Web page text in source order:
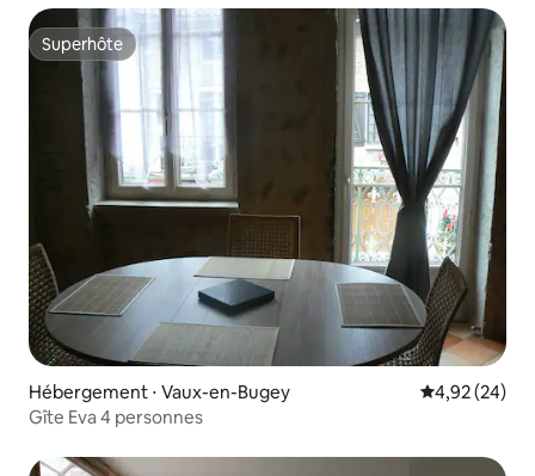
Superhôte
Superhôte
Hébergement ⋅ Vaux-en-Bugey Évaluation
4,92 (24)
Gîte Eva 4 personnes